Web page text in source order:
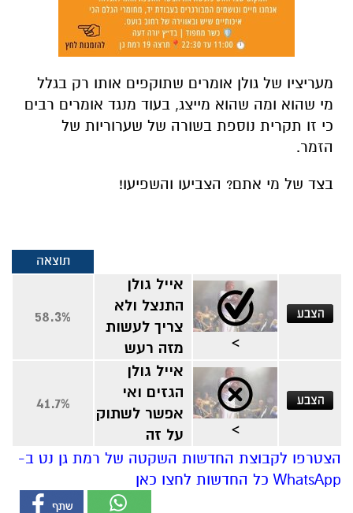
מעריציו של גולן אומרים שתוקפים אותו רק בגלל
מי שהוא ומה שהוא מייצג, בעוד מנגד אומרים רבים
כי זו תקרית נוספת בשורה של שערוריות של
בצד של מי אתם? הצביעו והשפיעו!
>
אייל גולן
הגזים ואי
אפשר לשתוק
על זה
41.7%
הצטרפו לקבוצת החדשות השקטה של רמת גן נט ב-
WhatsApp כל החדשות לחצו כאן
אולי יעניין אותך גם